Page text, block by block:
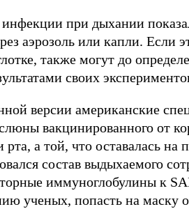
при дыхании
аэрозоль или капли. Если
также могут до
своих
версии американские
вакцинированного от
а той, что оставалась
состав выдыхаемого
иммуноглобулины к
ученых, попасть на маску